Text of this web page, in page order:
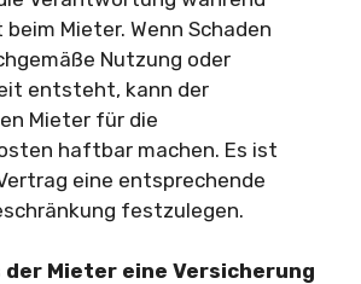
Mieter. Wenn Schaden
Nutzung oder
entsteht, kann der
Mieter für die
haftbar machen. Es ist
eine entsprechende
festzulegen.
der Mieter eine Versicherung